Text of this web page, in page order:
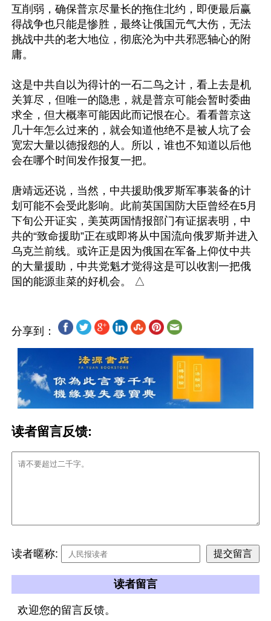
互削弱，确保普京尽量长的拖住北约，即便最后赢
得战争也只能是惨胜，最终让俄国元气大伤，无法
挑战中共的老大地位，彻底沦为中共邪恶轴心的附
庸。
这是中共自以为得计的一石二鸟之计，看上去是机
关算尽，但唯一的隐患，就是普京可能会暂时委曲
求全，但大概率可能因此而记恨在心。看看普京这
几十年怎么过来的，就会知道他绝不是被人坑了会
宽宏大量以德报怨的人。所以，谁也不知道以后他
会在哪个时间发作报复一把。
唐靖远还说，当然，中共援助俄罗斯军事装备的计
划可能不会受此影响。此前英国国防大臣曾经在5月
下旬公开证实，美英两国情报部门有证据表明，中
共的“致命援助”正在或即将从中国流向俄罗斯并进入
乌克兰前线。或许正是因为俄国在军备上仰仗中共
的大量援助，中共党魁才觉得这是可以收割一把俄
分享到：
读者留言反馈:
读者暱称:
读者留言
欢迎您的留言反馈。